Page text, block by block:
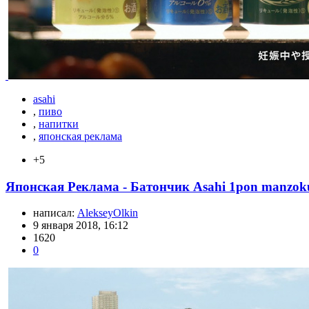
asahi
, пиво
, напитки
, японская реклама
+5
Японская Реклама - Батончик Asahi 1pon
написал: AlekseyOlkin
9 января 2018, 16:12
1620
0